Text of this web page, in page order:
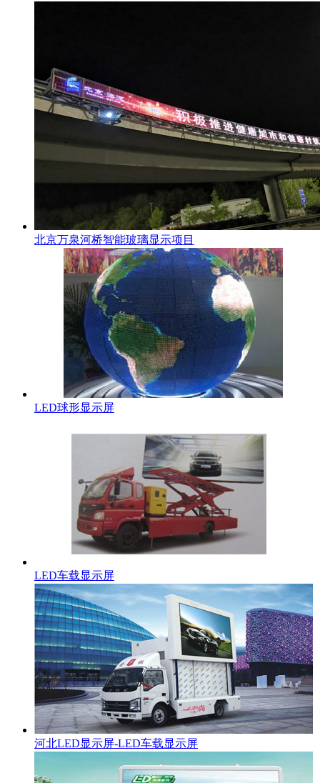
北京万泉河桥智能玻璃显示项目
LED球形显示屏
LED车载显示屏
河北LED显示屏-LED车载显示屏